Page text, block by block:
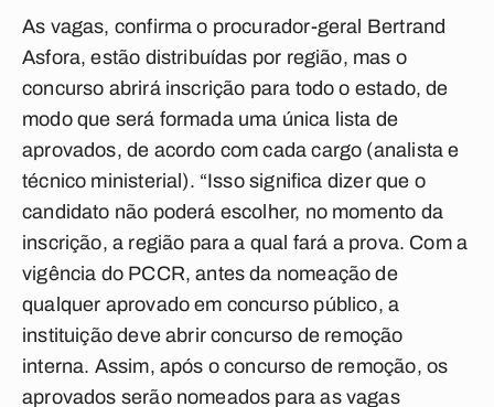
As vagas, confirma o procurador-geral Bertrand
Asfora, estão distribuídas por região, mas o
concurso abrirá inscrição para todo o estado, de
modo que será formada uma única lista de
aprovados, de acordo com cada cargo (analista e
técnico ministerial). “Isso significa dizer que o
candidato não poderá escolher, no momento da
inscrição, a região para a qual fará a prova. Com a
vigência do PCCR, antes da nomeação de
qualquer aprovado em concurso público, a
instituição deve abrir concurso de remoção
interna. Assim, após o concurso de remoção, os
aprovados serão nomeados para as vagas